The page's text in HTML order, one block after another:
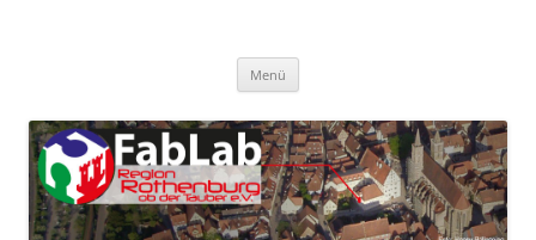
Menü